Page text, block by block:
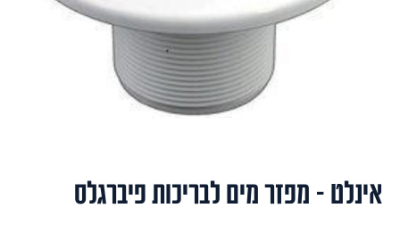
אינלט – מפזר מים לבריכות פיברגלס